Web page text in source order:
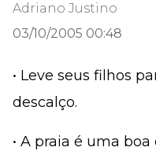
Adriano Justino
03/10/2005 00:48
• Leve seus filhos
descalço.
• A praia é uma